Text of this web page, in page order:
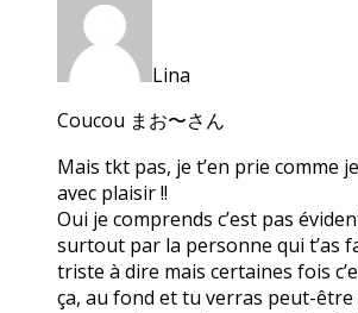
Lina
Coucou まお〜さん
Mais tkt pas, je t’en prie comme
avec plaisir !!
Oui je comprends c’est pas
surtout par la personne qui t’as
triste à dire mais certaines fois
ça, au fond et tu verras peut-être